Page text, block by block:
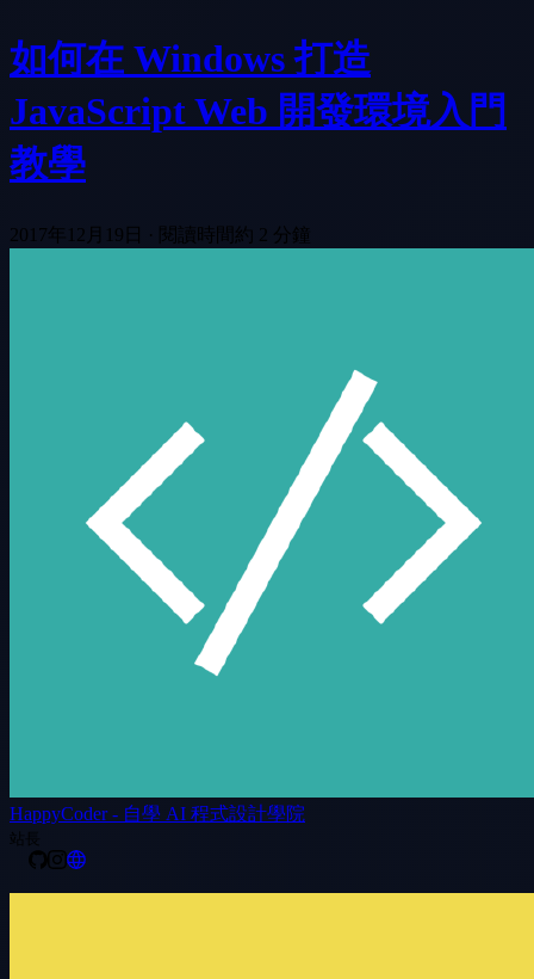
如何在 Windows 打造
JavaScript Web 開發環境入門
教學
2017年12月19日 · 閱讀時間約 2 分鐘
HappyCoder - 自學 AI 程式設計學院
站長